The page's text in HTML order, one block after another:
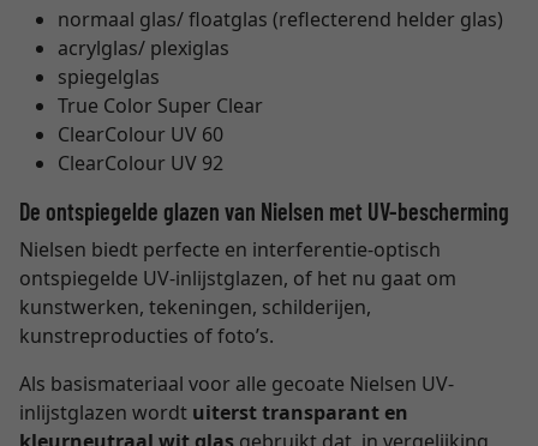
normaal glas/ floatglas (reflecterend helder glas)
acrylglas/ plexiglas
spiegelglas
True Color Super Clear
ClearColour UV 60
ClearColour UV 92
De ontspiegelde glazen van Nielsen met UV-bescherming
Nielsen biedt perfecte en interferentie-optisch
ontspiegelde UV-inlijstglazen, of het nu gaat om
kunstwerken, tekeningen, schilderijen,
kunstreproducties of foto’s.
Als basismateriaal voor alle gecoate Nielsen UV-
inlijstglazen wordt uiterst transparant en